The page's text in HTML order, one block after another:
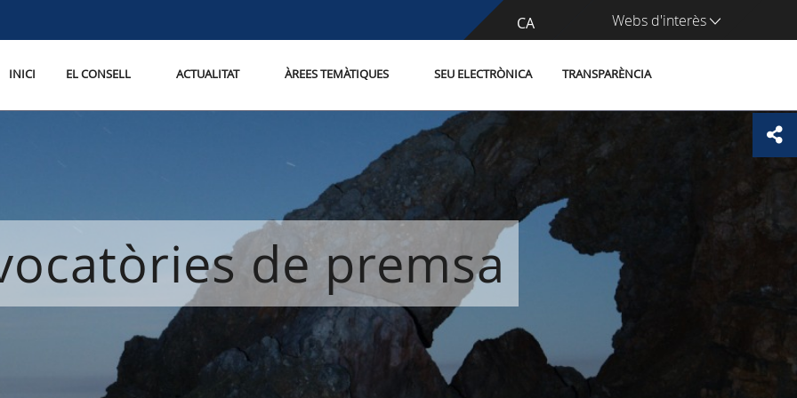
CA
ES Webs d'interès
INICI EL CONSELL ACTUALITAT ÀREES TEMÀTIQUES SEU ELECTRÒNICA TRANSPARÈNCIA
de premsa